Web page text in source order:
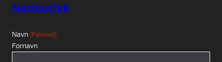
Nettbutikk
Navn (Påkrevd)
Fornavn